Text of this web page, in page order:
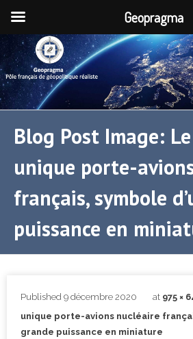
Blog Post Image:
unique porte-
français, symbole
puissance en
Published 9 décembre 2020 at 975 ×
unique porte-avions nucléaire
grande puissance en miniature
Geopragma